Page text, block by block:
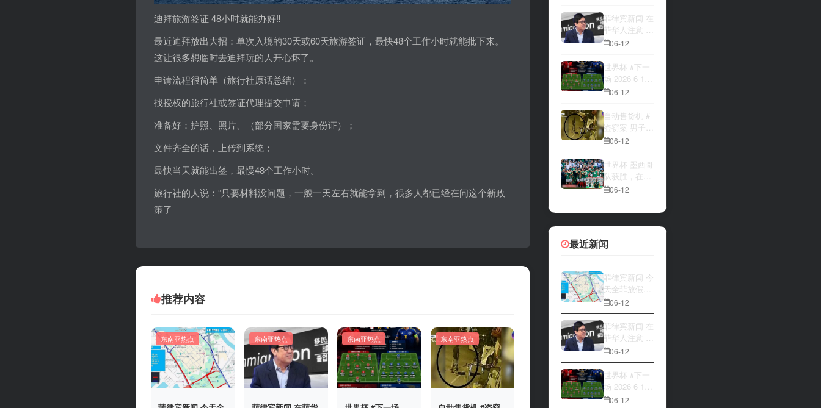
迪拜旅游签证 48小时就能办好‼️
最近迪拜放出大招：单次入境的30天或60天旅游签证，最快48个工作小时就能批下来。
这让很多想临时去迪拜玩的人开心坏了。
申请流程很简单（旅行社原话总结）：
找授权的旅行社或签证代理提交申请；
准备好：护照、照片、（部分国家需要身份证）；
文件齐全的话，上传到系统；
最快当天就能出签，最慢48个工作小时。
旅行社的人说：“只要材料没问题，一般一天左右就能拿到，很多人都已经在问这个新政
策了
推荐内容
东南亚热点 东南亚热点 东南亚热点 东南亚热点
菲律宾新闻 在
菲华人注意 近
期出现假冒移
上门敲诈案
件，已有多人
举报中招
06-12
世界杯 #下一
场 2026 6 12
15:00整 加拿
量 究竟胜利的
天平会倾向哪
一方，是加拿
大借助主场优
势笑到最后，
还是波黑上演
逆袭好戏？让
我们拭目以
06-12
自动售货机 #
盗窃案 男子深
夜撬开自动售
索硬币被一扫
而空
06-12
世界杯 墨西哥
队获胜，在首
场比赛中击败
06-12
最近新闻
菲律宾新闻 今
天全菲放假‼️
马尼拉多地封
路
06-12
菲律宾新闻 在
菲华人注意 近
期出现假冒移
民局执法人员
上门敲诈案
件，已有多人
举报中招
06-12
世界杯 #下一
场 2026 6 12
15:00整 加拿
06-12